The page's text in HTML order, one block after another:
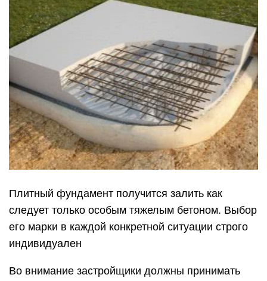
Плитный фундамент получится залить как
следует только особым тяжелым бетоном. Выбор
его марки в каждой конкретной ситуации строго
индивидуален
Во внимание застройщики должны принимать